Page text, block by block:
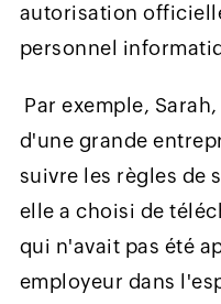
autorisation
personnel
Par exemple,
d'une grande
suivre les règles de
elle a choisi de
qui n'avait pas été
employeur dans